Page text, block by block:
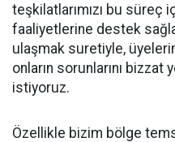
teşkilatlarımızı bu süreç
faaliyetlerine destek
ulaşmak suretiyle,
onların sorunlarını
istiyoruz.
Özellikle bizim bölge